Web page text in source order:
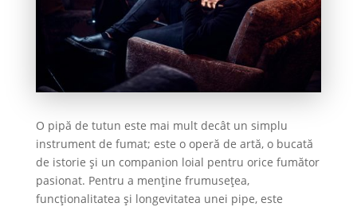
O pipă de tutun este mai mult decât un simplu
instrument de fumat; este o operă de artă, o bucată
de istorie și un companion loial pentru orice fumător
pasionat. Pentru a menține frumusețea,
funcționalitatea și longevitatea unei pipe, este